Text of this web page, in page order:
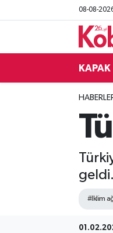
08-08-
KAPAK
geldi.
#Iklim
BİLİŞİM PANO